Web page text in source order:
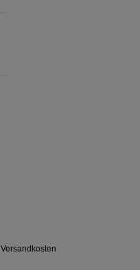
Versandkosten